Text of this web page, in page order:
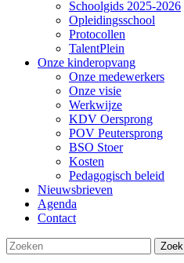
Schoolgids 2025-2026
Opleidingsschool
Protocollen
TalentPlein
Onze kinderopvang
Onze medewerkers
Onze visie
Werkwijze
KDV Oersprong
POV Peutersprong
BSO Stoer
Kosten
Pedagogisch beleid
Nieuwsbrieven
Agenda
Contact
Zoek